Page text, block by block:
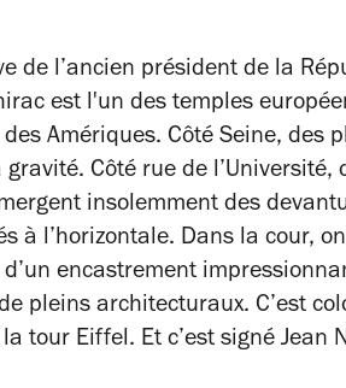
de l’ancien président de la
est l'un des temples
des Amériques. Côté Seine,
Côté rue de l’Université,
insolemment des
à l’horizontale. Dans la cour,
encastrement
pleins architecturaux. C’est
tour Eiffel. Et c’est signé Jean